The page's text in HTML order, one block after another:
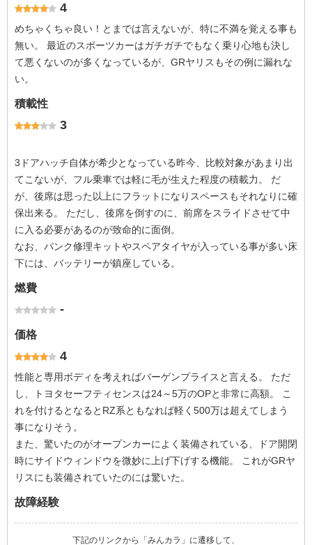
4
めちゃくちゃ良い！とまでは言えないが、特に不満を覚える事も
無い。 最近のスポーツカーはガチガチでもなく乗り心地も決し
て悪くないのが多くなっているが、GRヤリスもその例に漏れな
い。
積載性
3
3ドアハッチ自体が希少となっている昨今、比較対象があまり出
てこないが、フル乗車では軽に毛が生えた程度の積載力。 だ
が、後席は思った以上にフラットになりスペースもそれなりに確
保出来る。 ただし、後席を倒すのに、前席をスライドさせて中
に入る必要があるのが致命的に面倒。
なお、パンク修理キットやスペアタイヤが入っている事が多い床
下には、バッテリーが鎮座している。
燃費
-
価格
4
性能と専用ボディを考えればバーゲンプライスと言える。 ただ
し、トヨタセーフティセンスは24～5万のOPと非常に高額。 こ
れを付けるとなるとRZ系ともなれば軽く500万は超えてしまう
事になりそう。
また、驚いたのがオープンカーによく装備されている、ドア開閉
時にサイドウィンドウを微妙に上げ下げする機能。 これがGRヤ
リスにも装備されていたのには驚いた。
故障経験
下記のリンクから「みんカラ」に遷移して、